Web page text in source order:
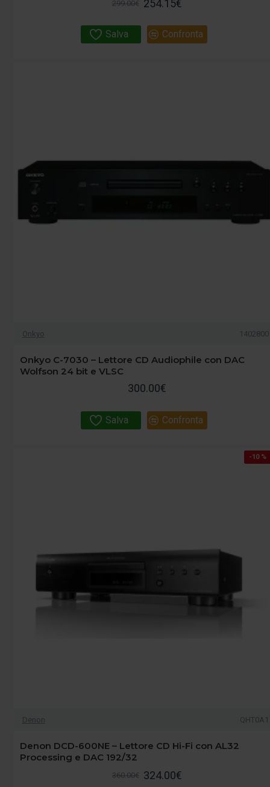
254.15€
299.00€
Salva Confronta
Onkyo 1402800
Onkyo C-7030 – Lettore CD Audiophile con DAC
Wolfson 24 bit e VLSC
300.00€
Salva Confronta
-10 %
Denon QHT0A1
Denon DCD-600NE – Lettore CD Hi-Fi con AL32
Processing e DAC 192/32
324.00€
360.00€